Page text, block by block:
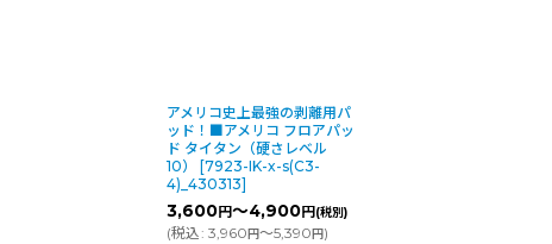
アメリコ史上最強の剥離用パ
ッド！■アメリコ フロアパッ
ド タイタン（硬さレベル
10）
[7923-IK-x-s(C3-
4)_430313]
3,600円～4,900円 (税別)
(税込: 3,960 円～5,390 円)